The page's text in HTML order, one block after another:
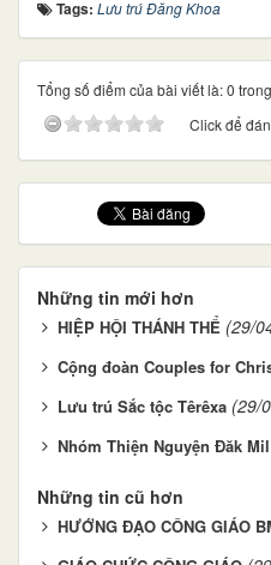
Tags: Lưu trú Đăng Khoa
Tổng số điểm của bài viết là: 0
Click để
Những tin mới hơn
HIỆP HỘI THÁNH THỂ (29/
Cộng đoàn Couples for
Lưu trú Sắc tộc Têrêxa (29/
Nhóm Thiện Nguyện Đăk Mil
Những tin cũ hơn
HƯỚNG ĐẠO CÔNG GIÁO